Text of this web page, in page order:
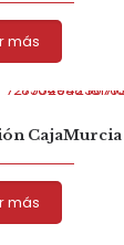
más
CajaMurcia
más